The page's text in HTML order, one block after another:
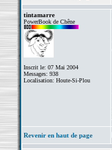
tintamarre
PowerBook de Chêne
Inscrit le: 07 Mai 2004
Messages: 938
Localisation: Houte-Si-Plou
Revenir en haut de page